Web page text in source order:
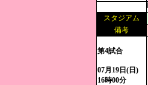
スタジアム
備考
第4試合
07月19日(日)
16時00分